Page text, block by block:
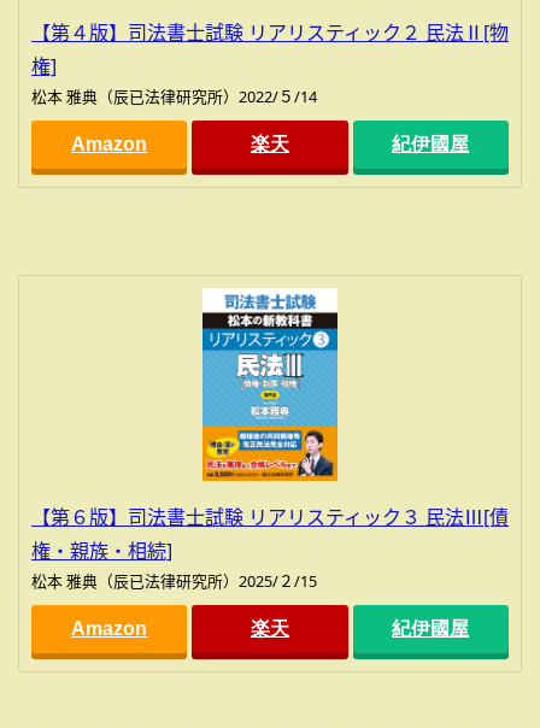
【第４版】司法書士試験 リアリスティック２ 民法Ⅱ[物
権]
松本 雅典（辰已法律研究所）2022/５/14
Amazon 楽天 紀伊國屋
【第６版】司法書士試験 リアリスティック３ 民法Ⅲ[債
権・親族・相続]
松本 雅典（辰已法律研究所）2025/２/15
Amazon 楽天 紀伊國屋